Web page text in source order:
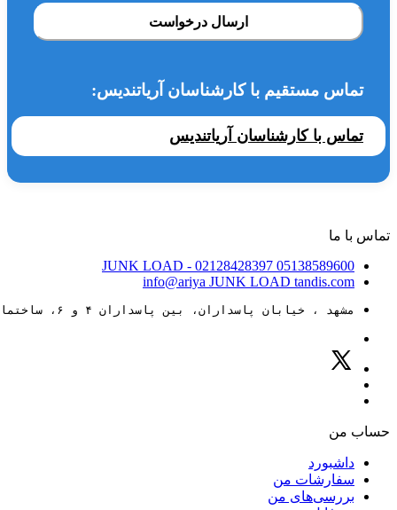
ارسال درخواست
تماس مستقیم با کارشناسان آریاتندیس:
تماس با کارشناسان آریاتندیس
تماس با ما
05138589600
JUNK LOAD - 02128428397
info@ariya JUNK LOAD tandis.com
مشهد ، خیابان پاسداران، بین پاسداران ۴ و ۶، ساختمان ۸۸
حساب من
داشبورد
سفارشات من
بررسی‌های من